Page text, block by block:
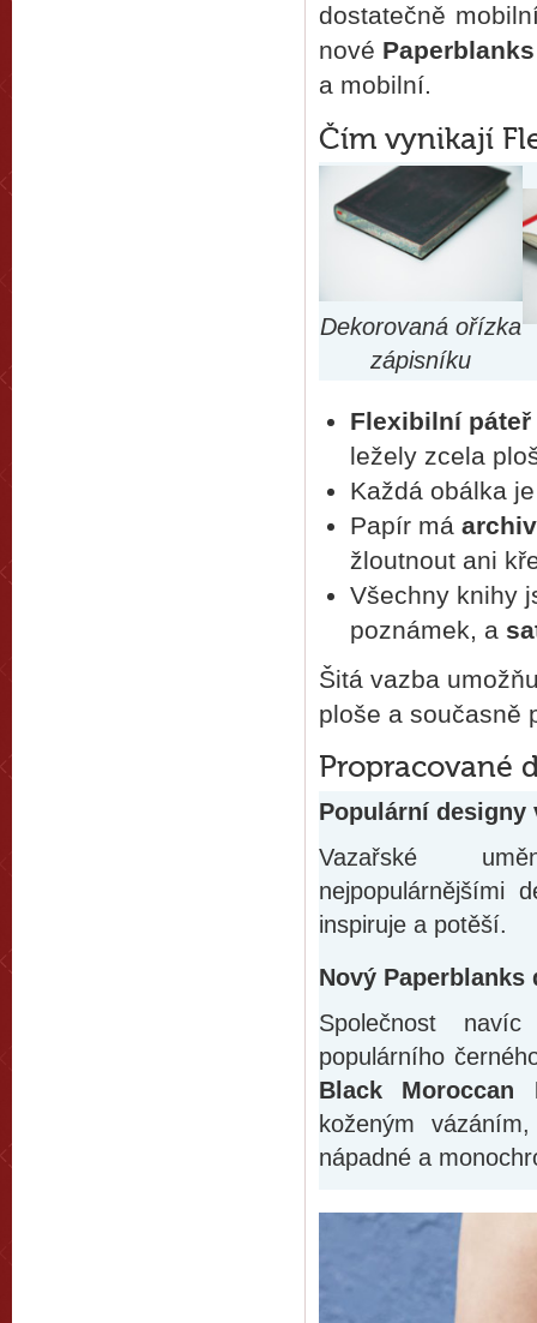
dostatečně
nové
a mobilní.
Čím vynikají
Dekorovaná ořízka
zápisníku
Flexibilní páteř
ležely zcela
Každá obálka
Papír má
žloutnout ani
Všechny knihy
poznámek, a
Šitá vazba
ploše a současně
Propracované
Populární designy
Vazařské
nejpopulárnějšími
inspiruje a potěší.
Nový Paperblanks
Společnost
populárního
Black Moroccan
koženým
nápadné a